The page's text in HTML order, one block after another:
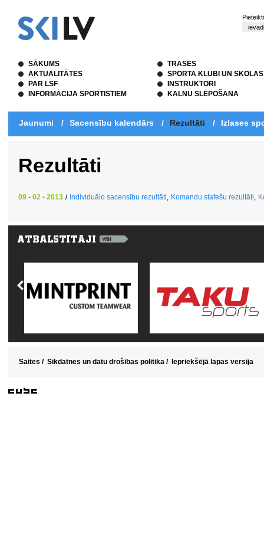
SĀKUMS
AKTUALITĀTES
PAR LSF
INFORMĀCIJA SPORTISTIEM
TRASES
SPORTA KLUBI UN SKOLAS
INSTRUKTORI
KALNU SLĒPOŠANA
Jaunumi / Sacensību kalendārs / Rezultāti / Izlases
Rezultāti
09 • 02 • 2013 / Individuālo sacensību rezultāti, Komandu stafešu rezultāti,
Saites / Sīkdatnes un datu drošības politika / Iepriekšējā lapas versija